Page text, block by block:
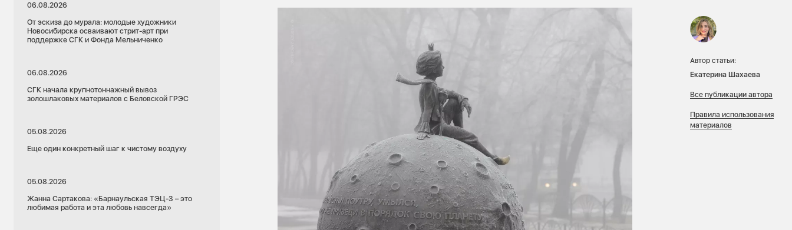
06.08.2026
От эскиза до мурала: молодые художники
Новосибирска осваивают стрит-арт при
поддержке СГК и Фонда Мельниченко
06.08.2026
СГК начала крупнотоннажный вывоз
золошлаковых материалов с Беловской ГРЭС
05.08.2026
Еще один конкретный шаг к чистому воздуху
05.08.2026
Жанна Сартакова: «Барнаульская ТЭЦ-3 – это
любимая работа и эта любовь навсегда»
Автор статьи:
Екатерина Шахаева
Все публикации автора
Правила использования
материалов